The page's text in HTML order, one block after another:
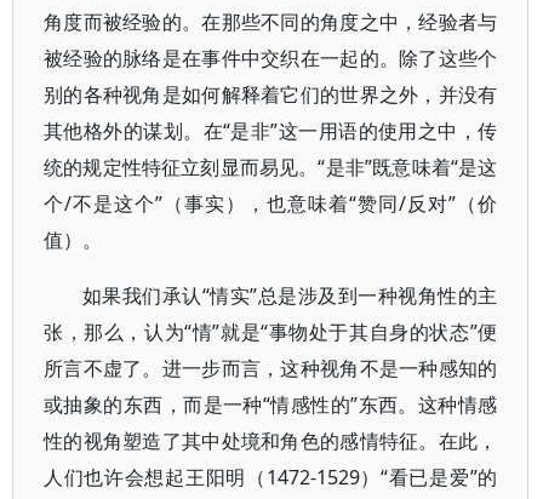
角度而被经验的。在那些不同的角度之中，经验者与
被经验的脉络是在事件中交织在一起的。除了这些个
别的各种视角是如何解释着它们的世界之外，并没有
其他格外的谋划。在“是非”这一用语的使用之中，传
统的规定性特征立刻显而易见。“是非”既意味着“是这
个/不是这个”（事实），也意味着“赞同/反对”（价
值）。
如果我们承认“情实”总是涉及到一种视角性的主
张，那么，认为“情”就是“事物处于其自身的状态”便
所言不虚了。进一步而言，这种视角不是一种感知的
或抽象的东西，而是一种“情感性的”东西。这种情感
性的视角塑造了其中处境和角色的感情特征。在此，
人们也许会想起王阳明（1472-1529）“看已是爱”的